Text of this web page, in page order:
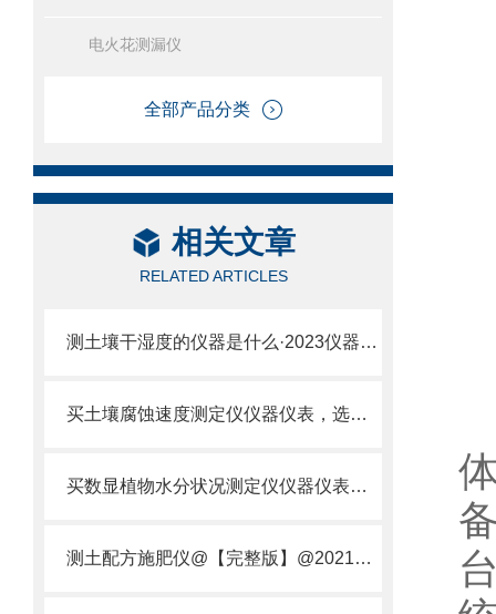
电火花测漏仪
全部产品分类
相关文章
RELATED ARTICLES
测土壤干湿度的仪器是什么·2023仪器仪表·云唐土壤干湿度检测仪器设备
买土壤腐蚀速度测定仪仪器仪表，选【云唐新款】土壤腐蚀速度测定仪
买数显植物水分状况测定仪仪器仪表，就来山东云唐精品货源
测土配方施肥仪@【完整版】@2021专业测土配方施肥仪器仪表